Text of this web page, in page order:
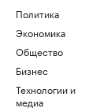
Политика
Экономика
Общество
Бизнес
Технологии и
медиа